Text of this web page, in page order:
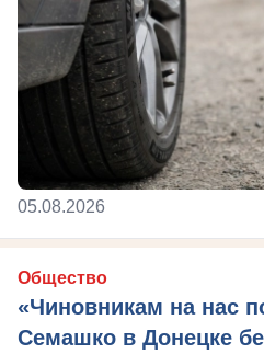
05.08.2026
Общество
«Чиновникам на нас
Семашко в Донецке